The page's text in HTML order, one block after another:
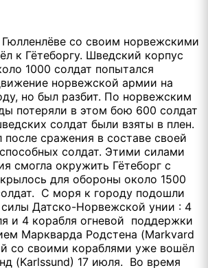
со своим норвежскими
к Гётеборгу. Шведский корпус
1000 солдат попытался
норвежской армии на
но был разбит. По норвежским
потеряли в этом бою 600 солдат
солдат были взяты в плен.
после сражения в составе своей
солдат. Этими силами
смогла окружить Гётеборг с
для обороны около 1500
С моря к городу подошли
Датско-Норвежской унии : 4
и 4 корабля огневой поддержки
Маркварда Родстена (Markvard
со своими кораблями уже вошёл
(Karlssund) 17 июля. Во время